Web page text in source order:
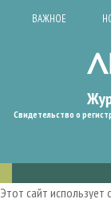
ВАЖНОЕ
Свидетельство о
Этот сайт использует